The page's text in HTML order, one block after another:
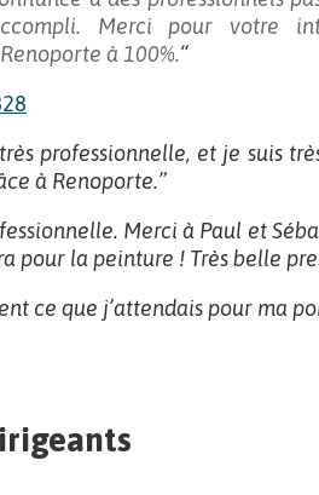
Merci pour votre
à 100%.“
professionnelle, et je suis
à Renoporte.”
Merci à Paul et
pour la peinture ! Très belle
ce que j’attendais pour ma